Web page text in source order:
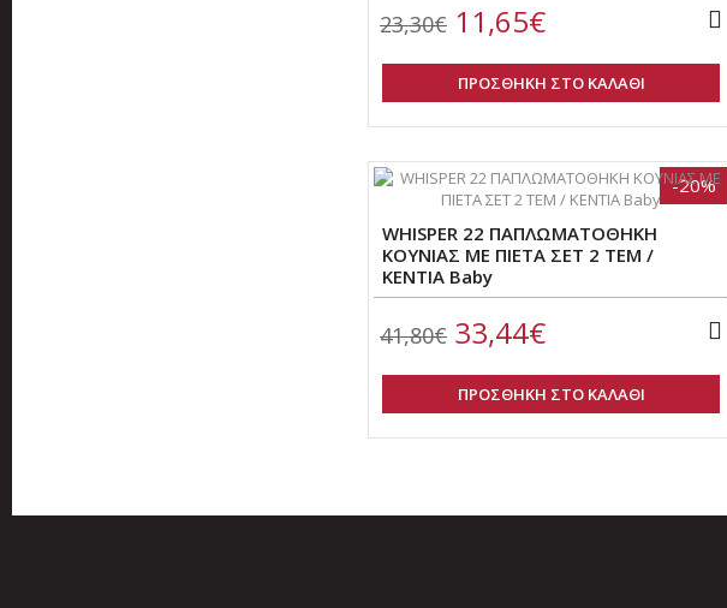
23,30€ 11,65€
ΠΡΟΣΘΗΚΗ ΣΤΟ ΚΑΛΑΘΙ
-20%
WHISPER 22 ΠΑΠΛΩΜΑΤΟΘΗΚΗ
ΚΟΥΝΙΑΣ ME ΠΙΕΤΑ ΣΕΤ 2 ΤΕΜ /
ΚΕΝΤΙΑ Baby
41,80€ 33,44€
ΠΡΟΣΘΗΚΗ ΣΤΟ ΚΑΛΑΘΙ